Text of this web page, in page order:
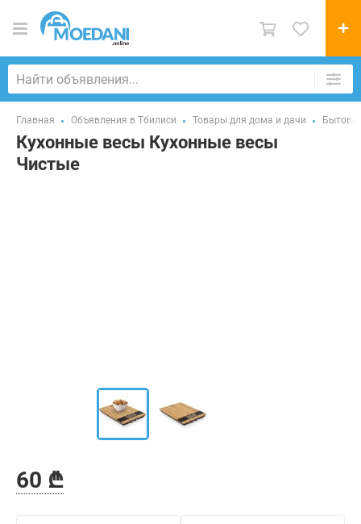
Главная Объявления в Тбилиси Товары для дома и дачи
Кухонные весы Кухонные весы
Чистые
60 ₾